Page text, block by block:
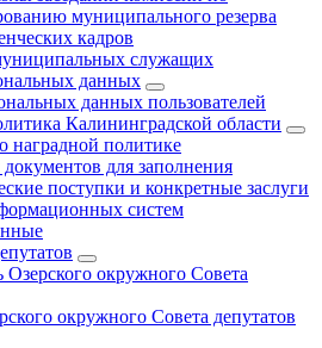
муниципального резерва
кадров
служащих
данных
данных пользователей
Калининградской области
политике
для заполнения
поступки и конкретные заслуги
систем
Озерского окружного Совета
окружного Совета депутатов